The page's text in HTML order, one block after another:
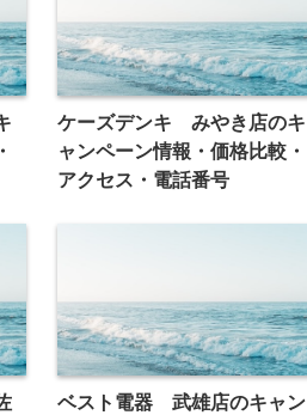
ケーズデンキ みやき店のキ
ャンペーン情報・価格比較・
アクセス・電話番号
ベスト電器 武雄店のキャン